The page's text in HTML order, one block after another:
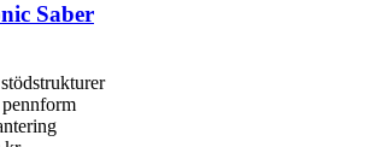
Saber